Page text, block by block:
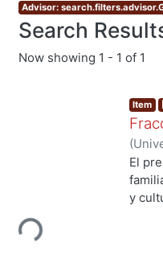
Advisor:
Search
Now showing 1 - 1 of 1
Loading...
Item
(
de
El
y